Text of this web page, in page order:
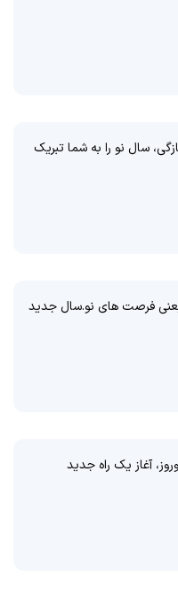
سال نو را به شما تبریک
یعنی فرصت های نو.سال جدید
آغاز یک راه جدید